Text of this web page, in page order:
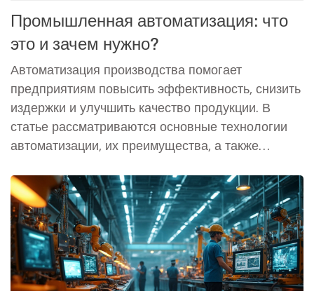
Промышленная автоматизация: что
это и зачем нужно?
Автоматизация производства помогает
предприятиям повысить эффективность, снизить
издержки и улучшить качество продукции. В
статье рассматриваются основные технологии
автоматизации, их преимущества, а также
Узнайте больше о роботизированных системах,
программируемых логических контроллерах и
способах интеграции IoT в производственный
процесс.